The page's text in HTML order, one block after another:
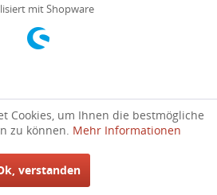
mit Shopware
Cookies, um Ihnen die bestmögliche
zu können. Mehr Informationen
verstanden